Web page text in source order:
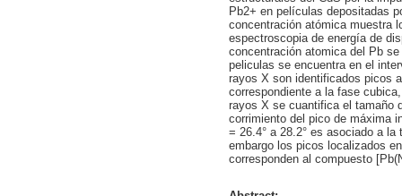
Pb2+ en películas depositadas
concentración atómica muestra
espectroscopia de energía de
concentración atomica del Pb
peliculas se encuentra en el
rayos X son identificados picos
correspondiente a la fase
rayos X se cuantifica el tamaño
corrimiento del pico de máxima
= 26.4° a 28.2° es asociado a
embargo los picos localizados
corresponden al compuesto